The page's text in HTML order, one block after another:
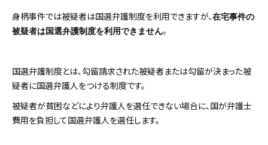
身柄事件では被疑者は国選弁護制度を利用できますが、 在宅事件の
被疑者は国選弁護制度を利用できません。
国選弁護制度とは、勾留請求された被疑者または勾留が決まった被
疑者に国選弁護人をつける制度です。
被疑者が貧困などにより弁護人を選任できない場合に、国が弁護士
費用を負担して国選弁護人を選任します。